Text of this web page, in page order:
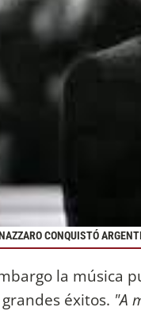
CONQUISTÓ
la música
éxitos. "A